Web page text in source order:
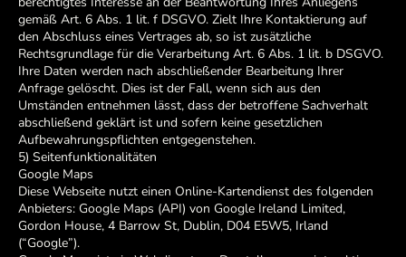
gemäß Art. 6 Abs. 1 lit. f DSGVO. Zielt Ihre Kontaktierung auf
den Abschluss eines Vertrages ab, so ist zusätzliche
Rechtsgrundlage für die Verarbeitung Art. 6 Abs. 1 lit. b DSGVO.
Ihre Daten werden nach abschließender Bearbeitung Ihrer
Anfrage gelöscht. Dies ist der Fall, wenn sich aus den
Umständen entnehmen lässt, dass der betroffene Sachverhalt
abschließend geklärt ist und sofern keine gesetzlichen
Aufbewahrungspflichten entgegenstehen.
5) Seitenfunktionalitäten
Google Maps
Diese Webseite nutzt einen Online-Kartendienst des folgenden
Anbieters: Google Maps (API) von Google Ireland Limited,
Gordon House, 4 Barrow St, Dublin, D04 E5W5, Irland
(“Google”).